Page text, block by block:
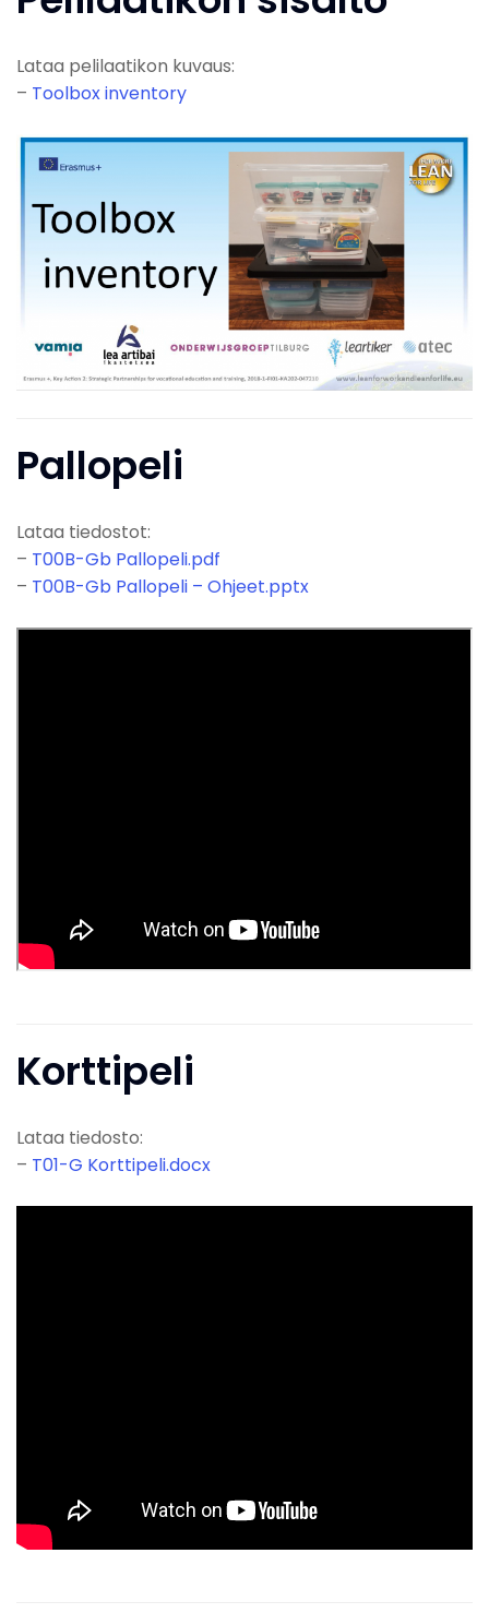
Lataa pelilaatikon kuvaus:
– Toolbox inventory
Pallopeli
Lataa tiedostot:
– T00B-Gb Pallopeli.pdf
– T00B-Gb Pallopeli – Ohjeet.pptx
Korttipeli
Lataa tiedosto:
– T01-G Korttipeli.docx